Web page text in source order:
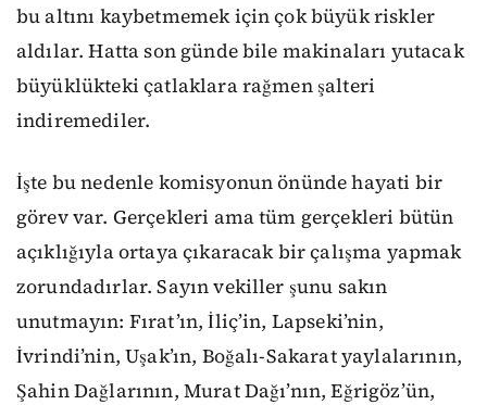
bu altını kaybetmemek için çok büyük riskler
aldılar. Hatta son günde bile makinaları yutacak
büyüklükteki çatlaklara rağmen şalteri
indiremediler.
İşte bu nedenle komisyonun önünde hayati bir
görev var. Gerçekleri ama tüm gerçekleri bütün
açıklığıyla ortaya çıkaracak bir çalışma yapmak
zorundadırlar. Sayın vekiller şunu sakın
unutmayın: Fırat’ın, İliç’in, Lapseki’nin,
İvrindi’nin, Uşak’ın, Boğalı-Sakarat yaylalarının,
Şahin Dağlarının, Murat Dağı’nın, Eğrigöz’ün,